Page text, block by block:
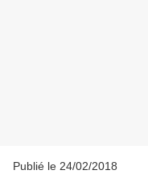
Publié le 24/02/2018